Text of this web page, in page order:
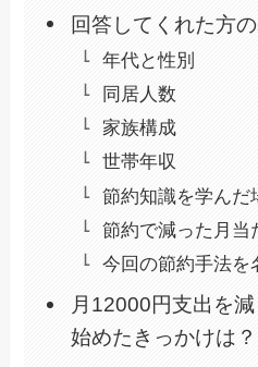
回答してくれた方
年代と性別
同居人数
家族構成
世帯年収
節約知識を学んだ
節約で減った月当
今回の節約手法を
月12000円支出を
始めたきっかけは？